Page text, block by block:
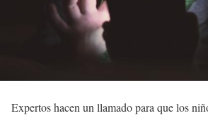
Expertos hacen un llamado para que los